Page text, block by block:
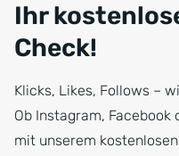
Ihr
Check!
Klicks, Likes, Follows –
Ob Instagram, Facebook
mit unserem